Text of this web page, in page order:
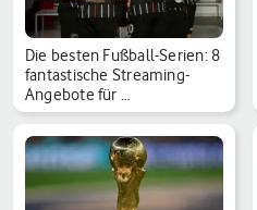
Die besten Fußball-Serien: 8
fantastische Streaming-
Angebote für …